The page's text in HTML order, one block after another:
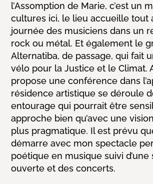
l’Assomption de Marie, c’est un
cultures ici, le lieu accueille tout
journée des musiciens dans un
rock ou métal. Et également le
Alternatiba, de passage, qui fait
vélo pour la Justice et le Climat.
propose une conférence dans
résidence artistique se déroule
entourage qui pourrait être
approche bien qu’avec une
plus pragmatique. Il est prévu
démarre avec mon spectacle
poétique en musique suivi d’une
ouverte et des concerts.